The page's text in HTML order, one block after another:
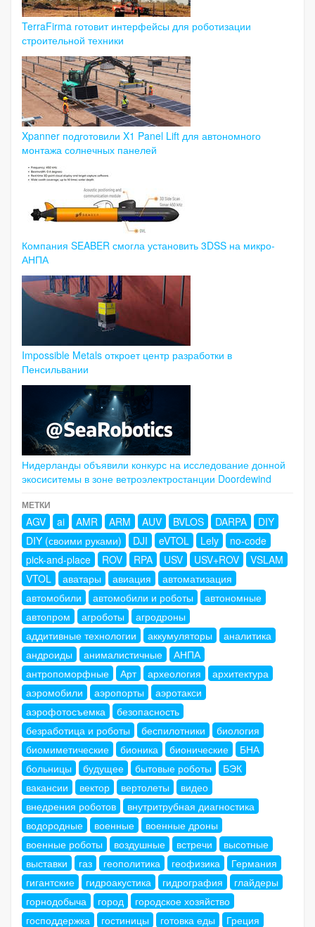
TerraFirma готовит интерфейсы для роботизации
строительной техники
Xpanner подготовили X1 Panel Lift для автономного
монтажа солнечных панелей
Компания SEABER смогла установить 3DSS на микро-
АНПА
Impossible Metals откроет центр разработки в
Пенсильвании
Нидерланды объявили конкурс на исследование донной
экосиситемы в зоне ветроэлектростанции Doordewind
МЕТКИ
AGV ai AMR ARM AUV BVLOS DARPA
DIY
DIY (своими руками)
DJI eVTOL Lely
no-code
pick-and-place
ROV RPA USV USV+ROV
VSLAM
VTOL
аватары авиация
автоматизация
автомобили
автомобили и роботы
автономные
автопром
агроботы
агродроны
аддитивные технологии
аккумуляторы
аналитика
андроиды
анималистичные
АНПА
антропоморфные
Арт археология
архитектура
аэромобили
аэропорты
аэротакси
аэрофотосъемка
безопасность
безработица и роботы
беспилотники
биология
биомиметические
бионика бионические
БНА
больницы
будущее бытовые роботы
БЭК
вакансии
вектор вертолеты
видео
внедрения роботов
внутритрубная диагностика
водородные
военные
военные дроны
военные роботы
воздушные встречи
высотные
выставки
газ геополитика геофизика
Германия
гигантские
гидроакустика гидрография
глайдеры
горнодобыча
город
городское хозяйство
господдержка
гостиницы готовка еды
Греция